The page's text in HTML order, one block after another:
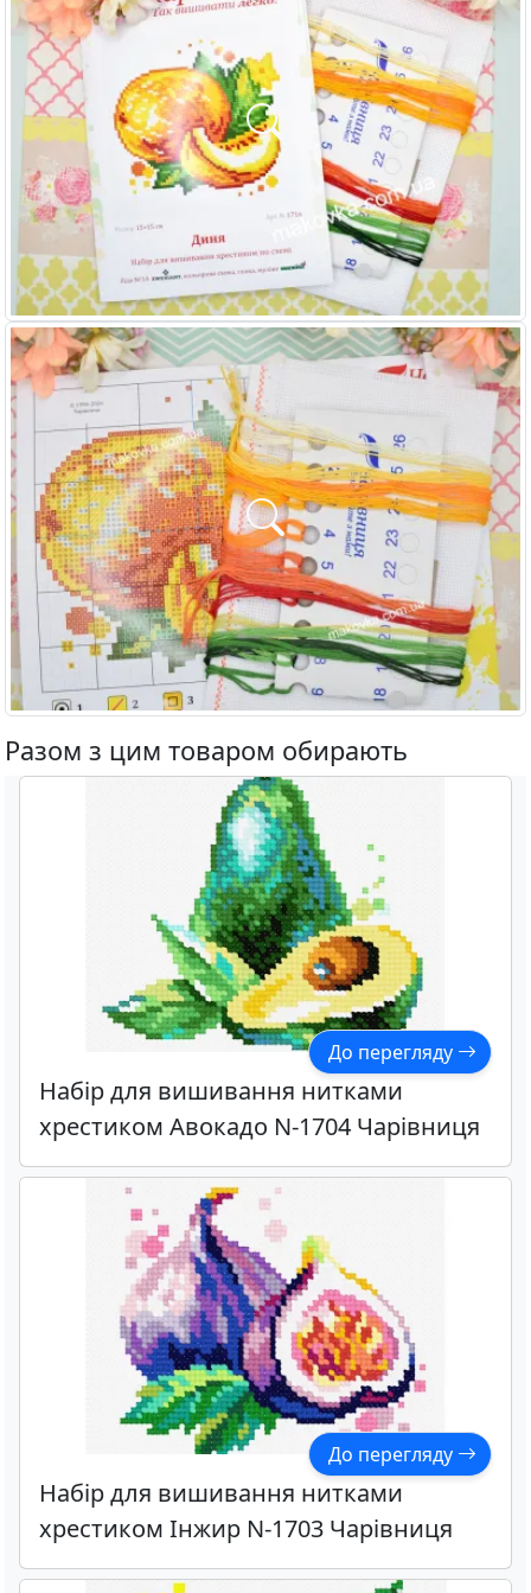
Разом з цим товаром обирають
До перегляду
Набір для вишивання нитками
хрестиком Авокадо N-1704 Чарівниця
До перегляду
Набір для вишивання нитками
хрестиком Інжир N-1703 Чарівниця